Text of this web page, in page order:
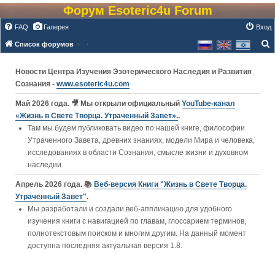
Форум Esoteric4u Forum
FAQ Галерея Вход
Список форумов
Новости Центра Изучения Эзотерического Наследия и Развития
Сознания - www.esoteric4u.com
Май 2026 года. 🎥 Мы открыли официальный YouTube‑канал
«Жизнь в Свете Творца. Утраченный Завет»..
Там мы будем публиковать видео по нашей книге, философии
Утраченного Завета, древних знаниях, модели Мира и человека,
исследованиях в области Сознания, смысле жизни и духовном
наследии.
Апрель 2026 года. 📚 Веб-версия Книги "Жизнь в Свете Творца.
Утраченный Завет".
Мы разработали и создали веб-аппликацию для удобного
изучения книги c навигацией по главам, глоссарием терминов,
полнотекстовым поиском и многим другим. На данный момент
доступна последняя актуальная версия 1.8.